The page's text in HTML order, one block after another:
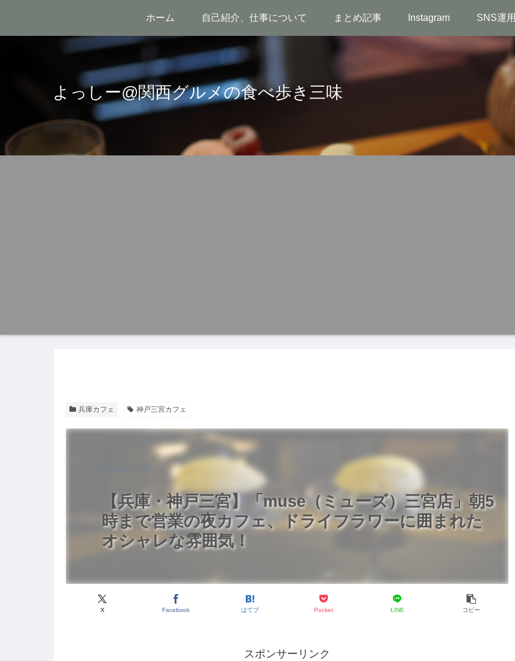
よっしー@関西グルメの食べ歩き三味
ホーム 自己紹介、仕事について まとめ記事 Instagram SNS運用
兵庫カフェ 神戸三宮カフェ
【兵庫・神戸三宮】「muse（ミューズ）三宮店」朝5
時まで営業の夜カフェ、ドライフラワーに囲まれた
オシャレな雰囲気！
X Facebook はてブ Pocket LINE コピー
2023.12.20
スポンサーリンク